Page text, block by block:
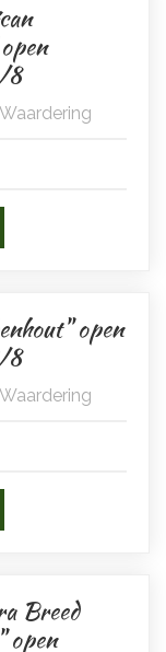
8
Waardering
open
8
Waardering
Breed
open